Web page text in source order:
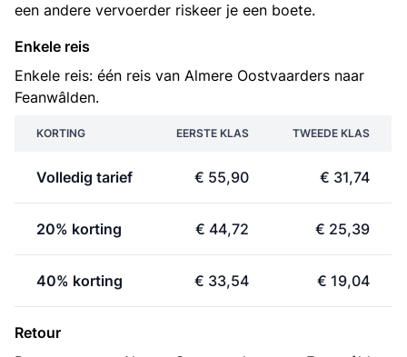
een andere vervoerder riskeer je een boete.
Enkele reis
Enkele reis: één reis van Almere Oostvaarders naar
Feanwâlden.
KORTING EERSTE KLAS TWEEDE KLAS
Volledig tarief € 55,90 € 31,74
20% korting € 44,72 € 25,39
40% korting € 33,54 € 19,04
Retour